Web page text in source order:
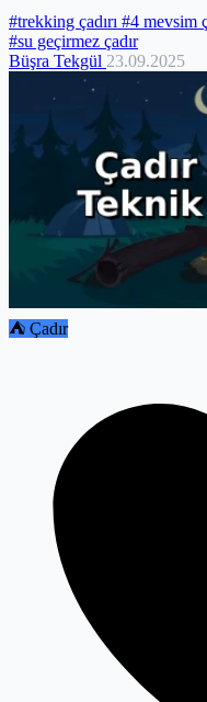
#trekking çadırı #4 mevsim
#su geçirmez çadır
Büşra Tekgül 23.09.2025
⛺ Çadır